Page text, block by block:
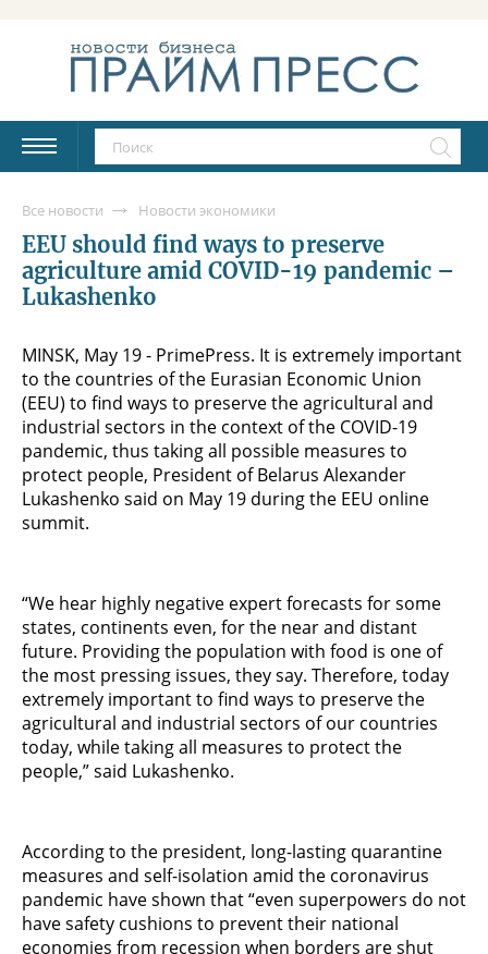
Все новости Новости экономики
EEU should find ways to preserve
agriculture amid COVID-19 pandemic –
Lukashenko
MINSK, May 19 - PrimePress. It is extremely important
to the countries of the Eurasian Economic Union
(EEU) to find ways to preserve the agricultural and
industrial sectors in the context of the COVID-19
pandemic, thus taking all possible measures to
protect people, President of Belarus Alexander
Lukashenko said on May 19 during the EEU online
summit.
“We hear highly negative expert forecasts for some
states, continents even, for the near and distant
future. Providing the population with food is one of
the most pressing issues, they say. Therefore, today
extremely important to find ways to preserve the
agricultural and industrial sectors of our countries
today, while taking all measures to protect the
people,” said Lukashenko.
According to the president, long-lasting quarantine
measures and self-isolation amid the coronavirus
pandemic have shown that “even superpowers do not
have safety cushions to prevent their national
economies from recession when borders are shut